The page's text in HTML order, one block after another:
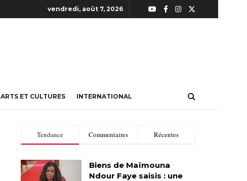
vendredi, août 7, 2026
ARTS ET CULTURES INTERNATIONAL
Tendance Commentaires Récentes
Biens de Maïmouna
Ndour Faye saisis : une